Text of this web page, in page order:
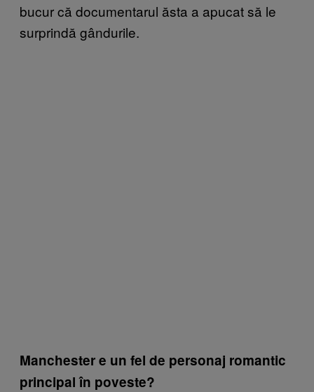
bucur că documentarul ăsta a apucat să le
surprindă gândurile.
Manchester e un fel de personaj romantic
principal în poveste?